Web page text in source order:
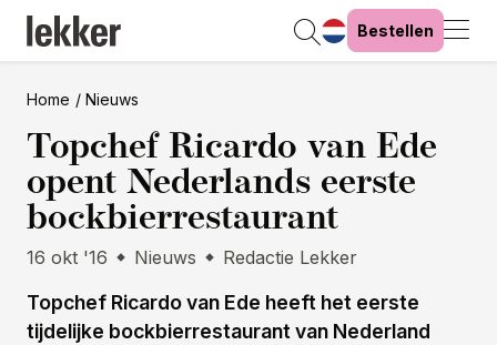
Bestellen
Home Nieuws
Topchef Ricardo van Ede
opent Nederlands eerste
bockbierrestaurant
16 okt '16 Nieuws Redactie Lekker
Topchef Ricardo van Ede heeft het eerste
tijdelijke bockbierrestaurant van Nederland